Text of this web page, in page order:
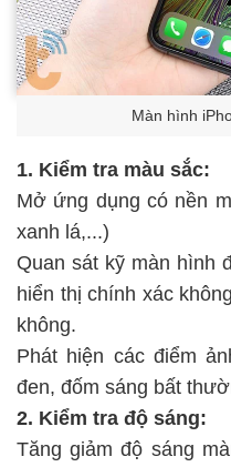
Màn hình
1. Kiểm tra màu sắc:
Mở ứng dụng có nền
xanh lá,...)
Quan sát kỹ màn hình
hiển thị chính xác
không.
Phát hiện các điểm
đen, đốm sáng bất
2. Kiểm tra độ sáng:
Tăng giảm độ sáng